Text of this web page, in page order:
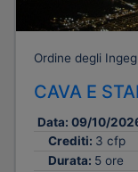
Ordine degli
CAVA E
Data: 09/10/
Crediti: 3 cfp
Durata: 5 ore